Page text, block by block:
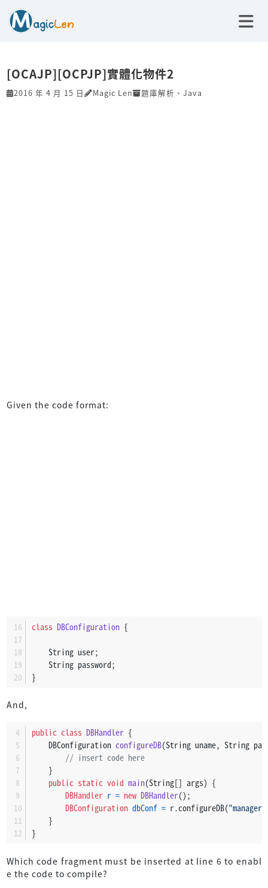
[OCAJP][OCPJP]實體化物件2
2016 年 4 月 15 日 Magic Len 題庫解析 、 Java
Given the code format:
class DBConfiguration {
    String user;
    String password;
}
And,
public class DBHandler {
    DBConfiguration
configureDB(String uname, String
// insert code here
    }
public static void main(String[] args) {
DBHandler r = new DBHandler();
DBConfiguration dbConf = r.configureDB("manager"
    }
}
Which code fragment must be inserted at line 6 to enabl
e the code to compile?